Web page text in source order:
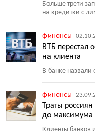
Больше трети
на кредитки с
финансы
ВТБ перестал
на клиента
В банке
финансы
Траты
до максимума
Клиенты банков